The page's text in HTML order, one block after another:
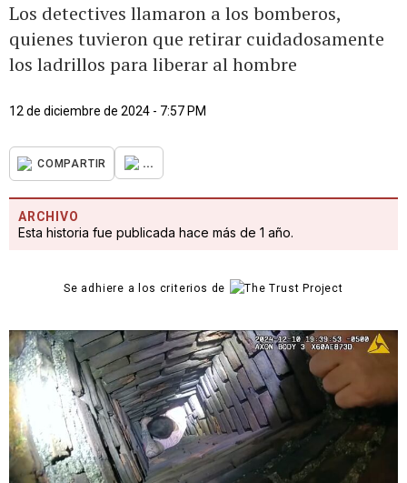
Los detectives llamaron a los bomberos,
quienes tuvieron que retirar cuidadosamente
los ladrillos para liberar al hombre
12 de diciembre de 2024 - 7:57 PM
COMPARTIR ...
ARCHIVO
Esta historia fue publicada hace más de 1 año.
Se adhiere a los criterios de